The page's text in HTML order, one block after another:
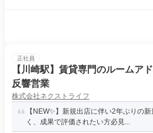
正社員
【川崎駅】賃貸専門のルームア
反響営業
株式会社ネクストライフ
【NEW✨】新規出店に伴い2年ぶりの
く、成果で評価されたい方必見...